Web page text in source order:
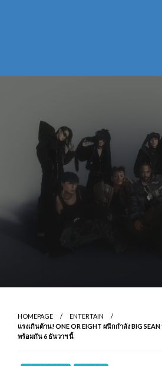
HOMEPAGE
ENTERTAIN
แรงเกินต้าน! ONE OR EIGHT ผนึกกำลัง BIG
พร้อมกัน 6 ธันวาฯ นี้